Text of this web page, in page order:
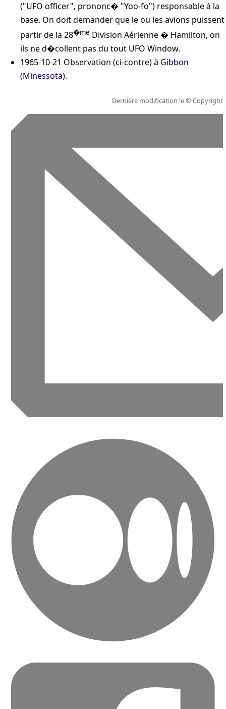
("UFO officer", prononc� "Yoo-fo") responsable à la
base. On doit demander que le ou les avions puissent
partir de la 28�me Division Aérienne � Hamilton, on
ils ne d�collent pas du tout UFO Window.
1965-10-21 Observation (ci-contre) à Gibbon
(Minessota).
Dernière modification le© Copyright